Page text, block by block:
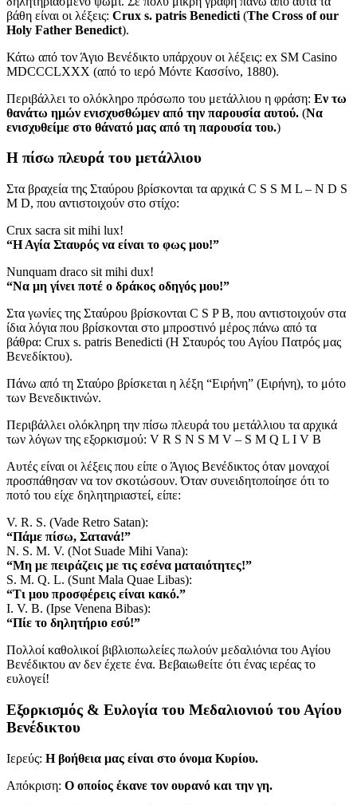
βάθη είναι οι λέξεις: Crux s. patris Benedicti (The Cross of our
Holy Father Benedict).
Κάτω από τον Άγιο Βενέδικτο υπάρχουν οι λέξεις: ex SM Casino
MDCCCLXXX (από το ιερό Μόντε Κασσίνο, 1880).
Περιβάλλει το ολόκληρο πρόσωπο του μετάλλιου η φράση: Εν τω
θανάτω ημών ενισχυσθώμεν από την παρουσία αυτού. (Να
ενισχυθείμε στο θάνατό μας από τη παρουσία του.)
Η πίσω πλευρά του μετάλλιου
Στα βραχεία της Σταύρου βρίσκονται τα αρχικά C S S M L – N D S
M D, που αντιστοιχούν στο στίχο:
Crux sacra sit mihi lux!
“Η Αγία Σταυρός να είναι το φως μου!”
Nunquam draco sit mihi dux!
“Να μη γίνει ποτέ ο δράκος οδηγός μου!”
Στα γωνίες της Σταύρου βρίσκονται C S P B, που αντιστοιχούν στα
ίδια λόγια που βρίσκονται στο μπροστινό μέρος πάνω από τα
βάθρα: Crux s. patris Benedicti (Η Σταυρός του Αγίου Πατρός μας
Βενεδίκτου).
Πάνω από τη Σταύρο βρίσκεται η λέξη “Ειρήνη” (Ειρήνη), το μότο
των Βενεδικτινών.
Περιβάλλει ολόκληρη την πίσω πλευρά του μετάλλιου τα αρχικά
των λόγων της εξορκισμού: V R S N S M V – S M Q L I V B
Αυτές είναι οι λέξεις που είπε ο Άγιος Βενέδικτος όταν μοναχοί
προσπάθησαν να τον σκοτώσουν. Όταν συνειδητοποίησε ότι το
ποτό του είχε δηλητηριαστεί, είπε:
V. R. S. (Vade Retro Satan):
“Πάμε πίσω, Σατανά!”
N. S. M. V. (Not Suade Mihi Vana):
“Μη με πειράζεις με τις εσένα ματαιότητες!”
S. M. Q. L. (Sunt Mala Quae Libas):
“Τι μου προσφέρεις είναι κακό.”
I. V. B. (Ipse Venena Bibas):
“Πίε το δηλητήριο εσύ!”
Πολλοί καθολικοί βιβλιοπωλείες πωλούν μεδαλιόνια του Αγίου
Βενέδικτου αν δεν έχετε ένα. Βεβαιωθείτε ότι ένας ιερέας το
ευλογεί!
Εξορκισμός & Ευλογία του Μεδαλιονιού του Αγίου
Βενέδικτου
Ιερεύς: Η βοήθεια μας είναι στο όνομα Κυρίου.
Απόκριση: Ο οποίος έκανε τον ουρανό και την γη.